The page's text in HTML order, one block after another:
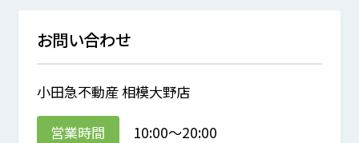
お問い合わせ
小田急不動産 相模大野店
営業時間
10:00～20:00